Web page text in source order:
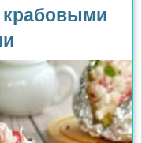
крабовыми